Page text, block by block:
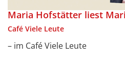
Maria Hofstätter liest
Café Viele Leute
– im Café Viele Leute